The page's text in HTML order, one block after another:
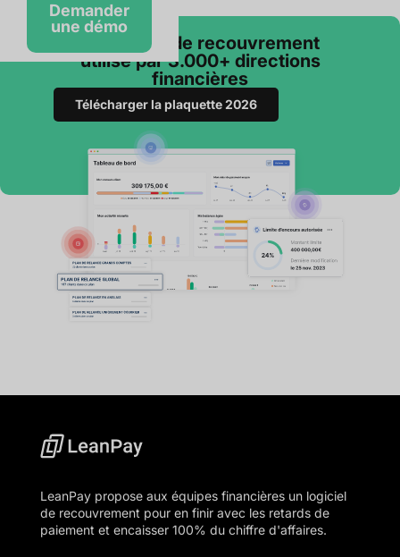
Demander
une démo
Le logiciel de recouvrement
utilisé par 3.000+ directions
financières
Télécharger la plaquette 2026
LeanPay propose aux équipes financières un logiciel
de recouvrement pour en finir avec les retards de
paiement et encaisser 100% du chiffre d'affaires.